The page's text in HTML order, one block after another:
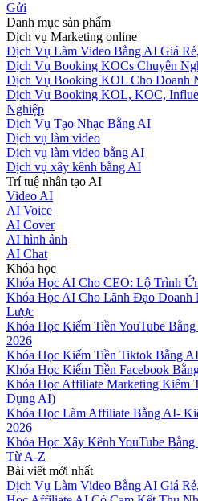
Gửi
Danh mục sản phẩm
Dịch vụ Marketing online
Dịch Vụ Làm Video Bằng AI Giá
Dịch Vụ Booking KOCs Chuyên
Dịch Vụ Booking KOL Cho Doanh
Dịch Vụ Booking KOL, KOC,
Nghiệp
Dịch Vụ Tạo Nhạc Bằng AI
Dịch vụ làm video
Dịch vụ làm video bằng AI
Dịch vụ xây kênh bằng AI
Trí tuệ nhân tạo AI
Video AI
AI Voice
AI Cover
AI hình ảnh
AI Chat
Khóa học
Khóa Học AI Cho CEO: Lộ Trình
Khóa Học AI Cho Lãnh Đạo Doanh
Lược
Khóa Học Kiếm Tiền YouTube
2026
Khóa Học Kiếm Tiền Tiktok Bằng
Khóa Học Kiếm Tiền Facebook
Khóa Học Affiliate Marketing Kiếm
Dụng AI)
Khóa Học Làm Affiliate Bằng AI-
2026
Khóa Học Xây Kênh YouTube
Từ A-Z
Bài viết mới nhất
Dịch Vụ Làm Video Bằng AI Giá